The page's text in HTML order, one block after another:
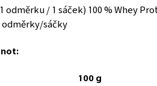
odměrku / 1 sáček) 100 % Whey
odměrky/sáčky
100 g